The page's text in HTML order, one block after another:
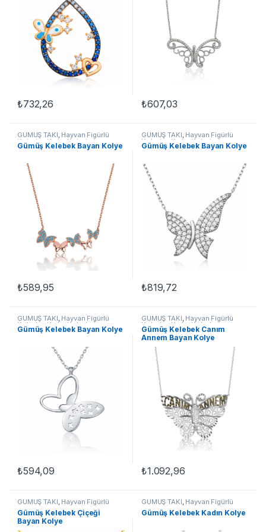
₺732,26 ₺607,03
GÜMÜŞ TAKI, Hayvan Figürlü
Kolyeler ,Kadın Kolyeleri
Kelebek Kolyeler,Kolye
Gümüş Kelebek Bayan Kolye
₺589,95
GÜMÜŞ TAKI, Hayvan Figürlü
Kolyeler ,Kadın Kolyeleri
Kelebek Kolyeler,Kolye
Gümüş Kelebek Bayan Kolye
₺819,72
GÜMÜŞ TAKI, Hayvan Figürlü
Kolyeler ,Kadın Kolyeleri
Kelebek Kolyeler,Kolye
Gümüş Kelebek Bayan Kolye
₺594,09
GÜMÜŞ TAKI, Hayvan Figürlü
Kolyeler ,Kadın Kolyeleri
Kelebek Kolyeler,Kolye
Gümüş Kelebek Canım
Annem Bayan Kolye
₺1.092,96
GÜMÜŞ TAKI, Hayvan Figürlü
Kolyeler ,Kadın Kolyeleri,
Kelebek Kolyeler,Kolye
Gümüş Kelebek Çiçeği
Bayan Kolye
GÜMÜŞ TAKI, Hayvan Figürlü
Kolyeler ,Kadın Kolyeleri
Kelebek Kolyeler,Kolye
Gümüş Kelebek Kadın Kolye